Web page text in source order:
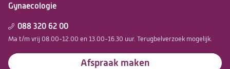
Gynaecologie
088 320 62 00
Ma t/m vrij 08.00-12.00 en 13.00-16.30 uur. Terugbelverzoek mogelijk.
Afspraak maken